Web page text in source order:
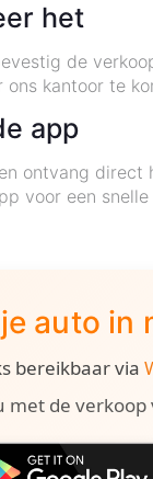
het
de
kantoor te
app
ontvang
voor een
auto in
bereikbaar via
met de verkoop